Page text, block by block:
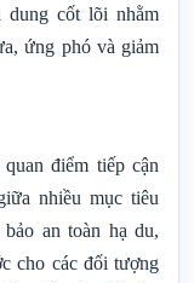
dung cốt lõi nhằm
ứng phó và giảm
điểm tiếp cận
nhiều mục tiêu
an toàn hạ du,
cho các đối tượng